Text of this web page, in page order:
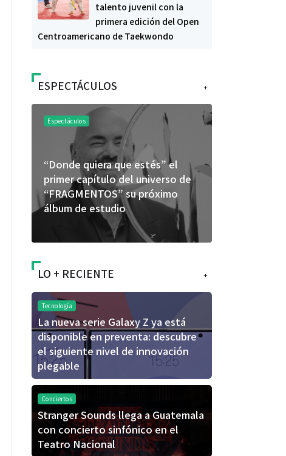
talento juvenil con la
primera edición del Open
Centroamericano de Taekwondo
+
ESPECTÁCULOS
Espectáculos
“Donde quiera que estés” el
primer capítulo del universo de
“FRAGMENTOS” su próximo
álbum de estudio
+
LO + RECIENTE
Tecnología
La nueva serie Galaxy Z ya está
disponible en preventa: descubre
el siguiente nivel de innovación
plegable
Conciertos
Stranger Sounds llega a Guatemala
con concierto sinfónico en el
Teatro Nacional